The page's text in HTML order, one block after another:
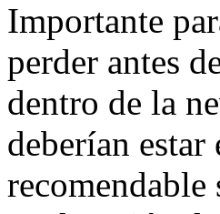
Importante
perder antes
dentro de la
deberían
recomendable